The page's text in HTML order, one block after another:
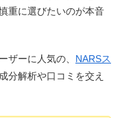
重に選びたいのが本音
ザーに人気の、 NARSス
分解析や口コミを交え